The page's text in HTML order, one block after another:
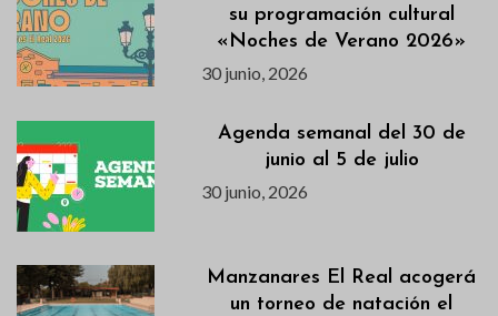
su programación cultural
«Noches de Verano 2026»
30 junio, 2026
Agenda semanal del 30 de
junio al 5 de julio
30 junio, 2026
Manzanares El Real acogerá
un torneo de natación el